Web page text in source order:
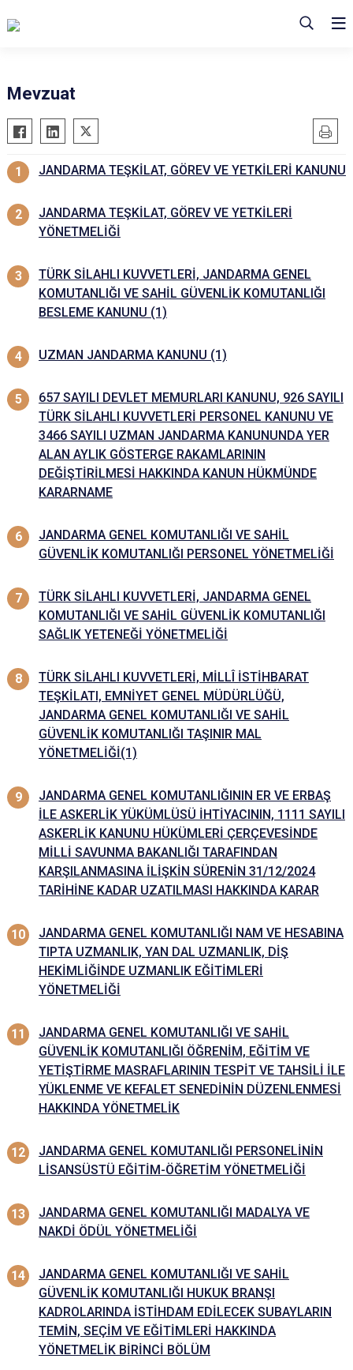
Mevzuat
JANDARMA TEŞKİLAT, GÖREV VE YETKİLERİ KANUNU
JANDARMA TEŞKİLAT, GÖREV VE YETKİLERİ
YÖNETMELİĞİ
TÜRK SİLAHLI KUVVETLERİ, JANDARMA GENEL
KOMUTANLIĞI VE SAHİL GÜVENLİK KOMUTANLIĞI
BESLEME KANUNU (1)
UZMAN JANDARMA KANUNU (1)
657 SAYILI DEVLET MEMURLARI KANUNU, 926 SAYILI
TÜRK SİLAHLl KUVVETLERİ PERSONEL KANUNU VE
3466 SAYILI UZMAN JANDARMA KANUNUNDA YER
ALAN AYLIK GÖSTERGE RAKAMLARININ
DEĞİŞTİRİLMESİ HAKKINDA KANUN HÜKMÜNDE
KARARNAME
JANDARMA GENEL KOMUTANLIĞI VE SAHİL
GÜVENLİK KOMUTANLIĞI PERSONEL YÖNETMELİĞİ
TÜRK SİLAHLI KUVVETLERİ, JANDARMA GENEL
KOMUTANLIĞI VE SAHİL GÜVENLİK KOMUTANLIĞI
SAĞLIK YETENEĞİ YÖNETMELİĞİ
TÜRK SİLAHLI KUVVETLERİ, MİLLÎ İSTİHBARAT
TEŞKİLATI, EMNİYET GENEL MÜDÜRLÜĞÜ,
JANDARMA GENEL KOMUTANLIĞI VE SAHİL
GÜVENLİK KOMUTANLIĞI TAŞINIR MAL
YÖNETMELİĞİ(1)
JANDARMA GENEL KOMUTANLIĞININ ER VE ERBAŞ
İLE ASKERLİK YÜKÜMLÜSÜ İHTİYACININ, 1111 SAYILI
ASKERLİK KANUNU HÜKÜMLERİ ÇERÇEVESİNDE
MİLLİ SAVUNMA BAKANLIĞI TARAFINDAN
KARŞILANMASINA İLİŞKİN SÜRENİN 31/12/2024
TARİHİNE KADAR UZATILMASI HAKKINDA KARAR
JANDARMA GENEL KOMUTANLIĞI NAM VE HESABINA
TIPTA UZMANLIK, YAN DAL UZMANLIK, DİŞ
HEKİMLİĞİNDE UZMANLIK EĞİTİMLERİ
YÖNETMELİĞİ
JANDARMA GENEL KOMUTANLIĞI VE SAHİL
GÜVENLİK KOMUTANLIĞI ÖĞRENİM, EĞİTİM VE
YETİŞTİRME MASRAFLARININ TESPİT VE TAHSİLİ İLE
YÜKLENME VE KEFALET SENEDİNİN DÜZENLENMESİ
HAKKINDA YÖNETMELİK
JANDARMA GENEL KOMUTANLIĞI PERSONELİNİN
LİSANSÜSTÜ EĞİTİM-ÖĞRETİM YÖNETMELİĞİ
JANDARMA GENEL KOMUTANLIĞI MADALYA VE
NAKDİ ÖDÜL YÖNETMELİĞİ
JANDARMA GENEL KOMUTANLIĞI VE SAHİL
GÜVENLİK KOMUTANLIĞI HUKUK BRANŞI
KADROLARINDA İSTİHDAM EDİLECEK SUBAYLARIN
TEMİN, SEÇİM VE EĞİTİMLERİ HAKKINDA
YÖNETMELİK BİRİNCİ BÖLÜM